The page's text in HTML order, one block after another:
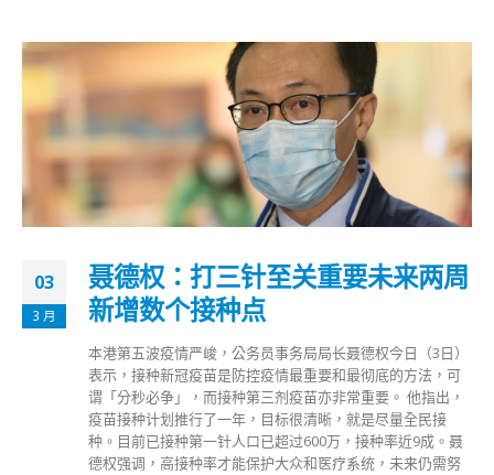
03
3 月
聂德权：打三针至关重要未来两周
新增数个接种点
本港第五波疫情严峻，公务员事务局局长聂德权今日（3日）
表示，接种新冠疫苗是防控疫情最重要和最彻底的方法，可
谓「分秒必争」，而接种第三剂疫苗亦非常重要。 他指出，
疫苗接种计划推行了一年，目标很清晰，就是尽量全民接
种。目前已接种第一针人口已超过600万，接种率近9成。聂
德权强调，高接种率才能保护大众和医疗系统，未来仍需努